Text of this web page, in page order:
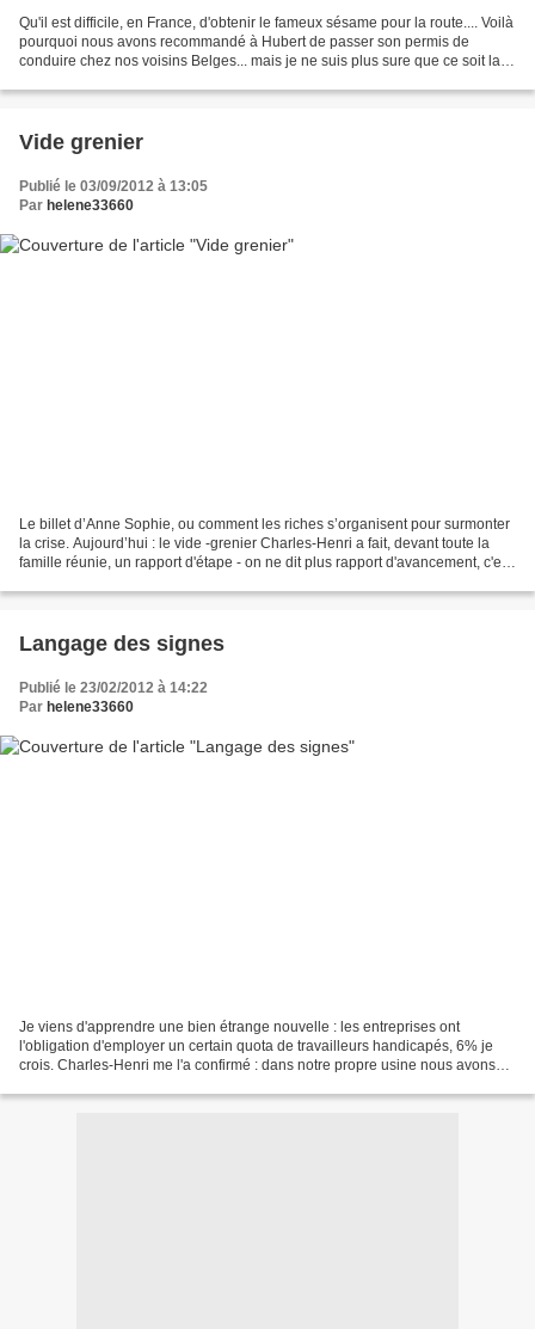
Qu'il est difficile, en France, d'obtenir le fameux sésame pour la route.... Voilà
pourquoi nous avons recommandé à Hubert de passer son permis de
conduire chez nos voisins Belges... mais je ne suis plus sure que ce soit la
Vide grenier
Publié le 03/09/2012 à 13:05
Par helene33660
Le billet d’Anne Sophie, ou comment les riches s’organisent pour surmonter
la crise. Aujourd’hui : le vide -grenier Charles-Henri a fait, devant toute la
famille réunie, un rapport d'étape - on ne dit plus rapport d'avancement, c'est
Langage des signes
Publié le 23/02/2012 à 14:22
Par helene33660
Je viens d'apprendre une bien étrange nouvelle : les entreprises ont
l'obligation d'employer un certain quota de travailleurs handicapés, 6% je
crois. Charles-Henri me l'a confirmé : dans notre propre usine nous avons